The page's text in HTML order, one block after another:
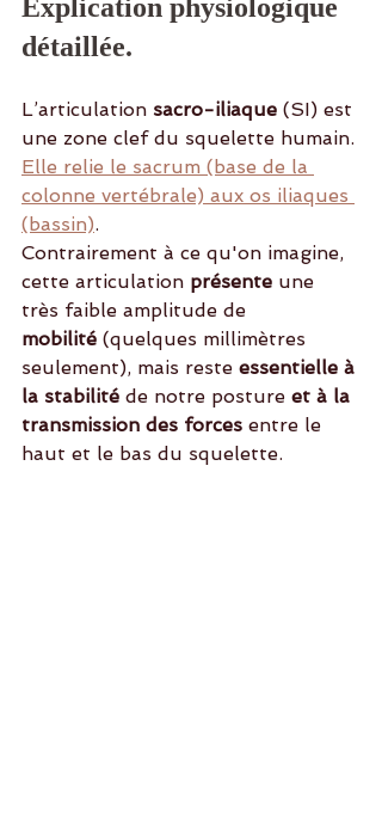
Explication physiologique
détaillée.
L’articulation sacro-iliaque (SI) est
une zone clef du squelette humain.
Elle relie le sacrum (base de la
colonne vertébrale) aux os iliaques
(bassin).
Contrairement à ce qu'on imagine,
cette articulation présente une
très faible amplitude de
mobilité (quelques millimètres
seulement), mais reste essentielle à
la stabilité de notre posture et à la
transmission des forces entre le
haut et le bas du squelette.